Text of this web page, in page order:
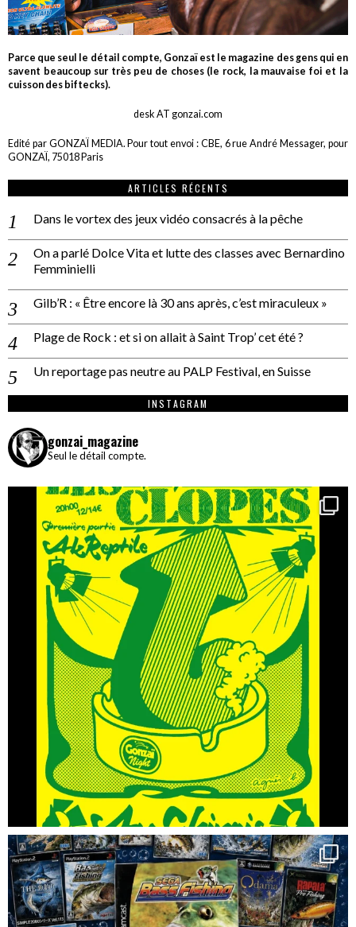
Parce que seul le détail compte, Gonzaï est le magazine des gens qui en
savent beaucoup sur très peu de choses (le rock, la mauvaise foi et la
cuisson des biftecks).
desk AT gonzai.com
Edité par GONZAÏ MEDIA. Pour tout envoi : CBE, 6 rue André Messager, pour
GONZAÏ, 75018 Paris
ARTICLES RÉCENTS
Dans le vortex des jeux vidéo consacrés à la pêche
On a parlé Dolce Vita et lutte des classes avec Bernardino
Femminielli
Gilb’R : « Être encore là 30 ans après, c’est miraculeux »
Plage de Rock : et si on allait à Saint Trop’ cet été ?
Un reportage pas neutre au PALP Festival, en Suisse
INSTAGRAM
gonzai_magazine
Seul le détail compte.